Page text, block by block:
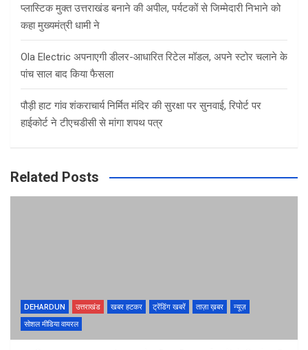
प्लास्टिक मुक्त उत्तराखंड बनाने की अपील, पर्यटकों से जिम्मेदारी निभाने को
कहा मुख्यमंत्री धामी ने
Ola Electric अपनाएगी डीलर-आधारित रिटेल मॉडल, अपने स्टोर चलाने के
पांच साल बाद किया फैसला
पौड़ी हाट गांव शंकराचार्य निर्मित मंदिर की सुरक्षा पर सुनवाई, रिपोर्ट पर
हाईकोर्ट ने टीएचडीसी से मांगा शपथ पत्र
Related Posts
DEHARDUN उत्तराखंड खबर हटकर ट्रेंडिंग खबरें ताज़ा ख़बर
न्यूज़
सोशल मीडिया वायरल